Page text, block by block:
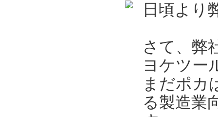
日頃より
さて、弊
ヨケツー
まだポカ
る製造業